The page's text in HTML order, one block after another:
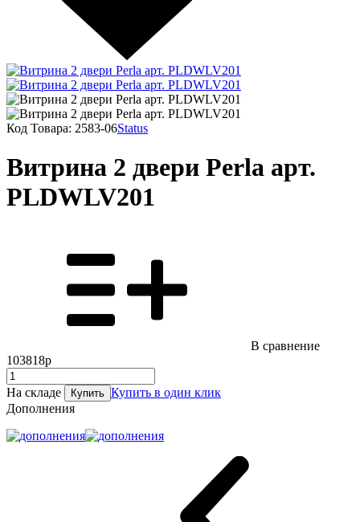
Код Товара: 2583-06Status
Витрина 2 двери Perla арт.
PLDWLV201
В сравнение
103818р
На складе Купить Купить в один клик
Дополнения